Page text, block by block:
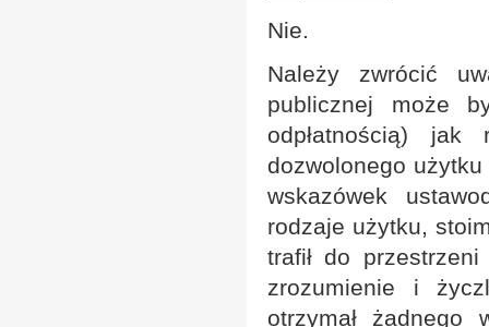
Nie.
Należy zwrócić
publicznej może
odpłatnością)
dozwolonego użytku
wskazówek
rodzaje użytku,
trafił do
zrozumienie i
otrzymał żadnego